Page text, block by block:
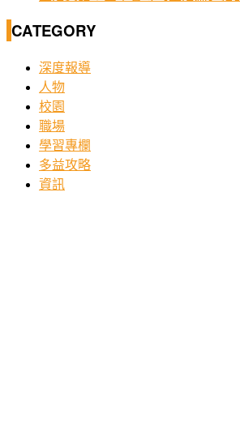
CATEGORY
深度報導
人物
校園
職場
學習專欄
多益攻略
資訊